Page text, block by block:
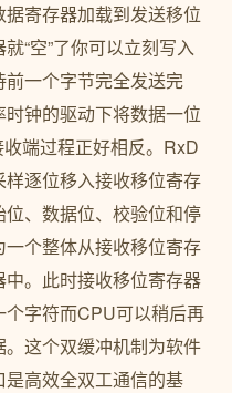
寄存器加载到发送移位
“空”了你可以立刻写入
一个字节完全发送完
钟的驱动下将数据一位
端过程正好相反。RxD
逐位移入接收移位寄存
、数据位、校验位和停
个整体从接收移位寄存
。此时接收移位寄存器
字符而CPU可以稍后再
这个双缓冲机制为软件
高效全双工通信的基